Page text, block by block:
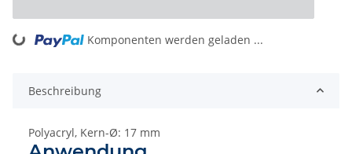
Loading... Komponenten werden geladen ...
Beschreibung
Polyacryl, Kern-Ø: 17 mm